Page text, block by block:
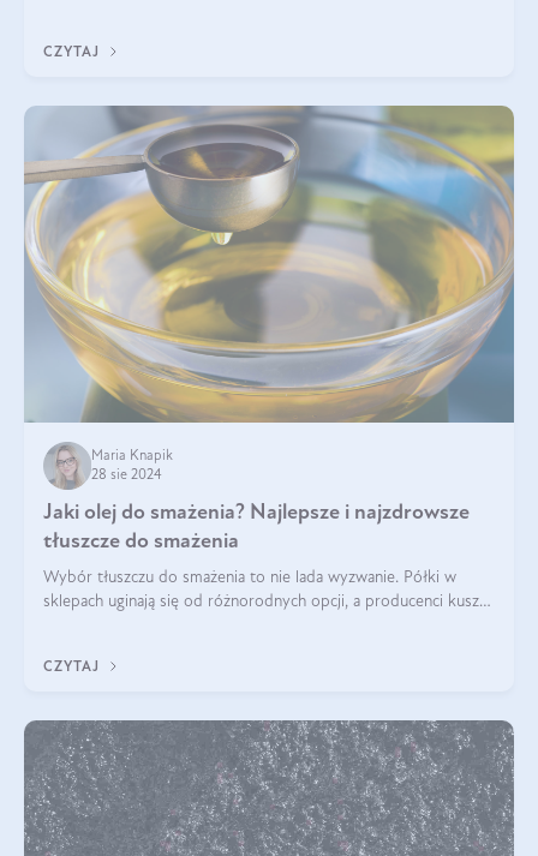
CZYTAJ
Maria Knapik
28 sie 2024
Jaki olej do smażenia? Najlepsze i najzdrowsze
tłuszcze do smażenia
Wybór tłuszczu do smażenia to nie lada wyzwanie. Półki w
sklepach uginają się od różnorodnych opcji, a producenci kuszą
CZYTAJ